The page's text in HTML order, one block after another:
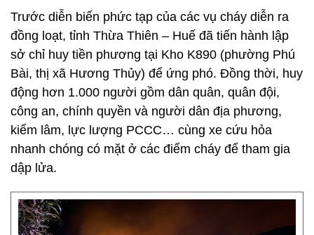
Trước diễn biến phức tạp của các vụ cháy diễn ra
đồng loạt, tỉnh Thừa Thiên – Huế đã tiến hành lập
sở chỉ huy tiền phương tại Kho K890 (phường Phú
Bài, thị xã Hương Thủy) để ứng phó. Đồng thời, huy
động hơn 1.000 người gồm dân quân, quân đội,
công an, chính quyền và người dân địa phương,
kiểm lâm, lực lượng PCCC… cùng xe cứu hỏa
nhanh chóng có mặt ở các điểm cháy để tham gia
dập lửa.